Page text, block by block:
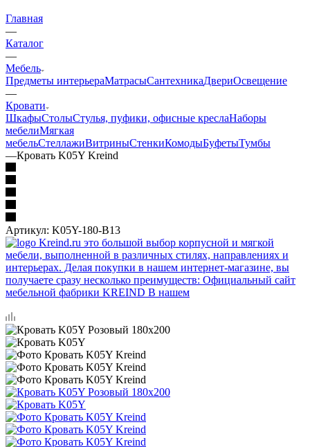
Главная
—
Каталог
—
Мебель
Предметы интерьераМатрасыСантехникаДвериОсвещение
—
Кровати
ШкафыСтолыСтулья, пуфики, офисные креслаНаборы
мебелиМягкая
мебельСтеллажиВитриныСтенкиКомодыБуфетыТумбы
—Кровать K05Y Kreind
Артикул: K05Y-180-B13